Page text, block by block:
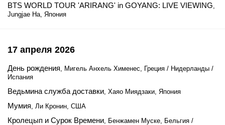
BTS WORLD TOUR 'ARIRANG' in GOYANG: LIVE VIEWING,
Jungjae Ha, Япония
17 апреля 2026
День рождения, Мигель Анхель Хименес, Греция / Нидерланды /
Испания
Ведьмина служба доставки, Хаяо Миядзаки, Япония
Мумия, Ли Кронин, США
Кролецып и Сурок Времени, Бенжамен Муске, Бельгия /